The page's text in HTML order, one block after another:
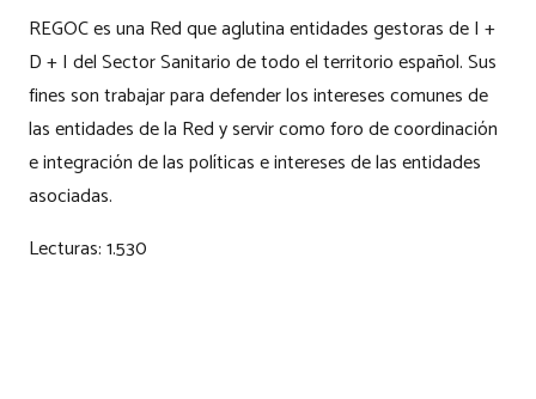
REGOC es una Red que aglutina entidades gestoras de I +
D + I del Sector Sanitario de todo el territorio español. Sus
fines son trabajar para defender los intereses comunes de
las entidades de la Red y servir como foro de coordinación
e integración de las políticas e intereses de las entidades
asociadas.
Lecturas:1.530